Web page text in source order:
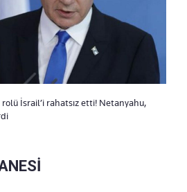
rolü İsrail’i rahatsız etti! Netanyahu,